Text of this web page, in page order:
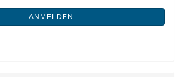
ANMELDEN